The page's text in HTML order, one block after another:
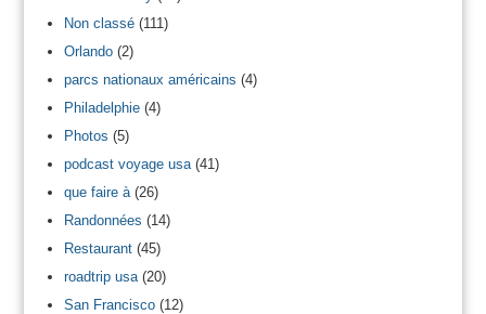
Non classé(111)
Orlando(2)
parcs nationaux américains (4)
Philadelphie(4)
Photos (5)
podcast voyage usa(41)
que faire à(26)
Randonnées (14)
Restaurant(45)
roadtrip usa(20)
San Francisco(12)